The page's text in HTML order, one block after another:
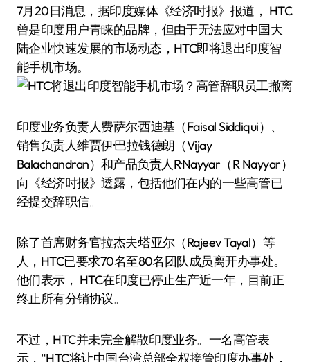
7月20日消息，据印度媒体《经济时报》报道， HTC
曾是印度用户青睐的品牌，但由于无法应对中国大
陆企业快速发展的市场动态，HTC即将退出印度智
能手机市场。
印度业务负责人费萨尔·西迪基（Faisal Siddiqui）、
销售负责人维贾伊·巴拉钱德朗（Vijay
Balachandran）和产品负责人R·Nayyar（R Nayyar）
向《经济时报》透露，包括他们在内的一些高管已
经提交辞职信。
除了首席财务官拉杰夫·塔亚尔（Rajeev Tayal）等
人，HTC已要求70名至80名团队成员离开办事处。
他们表示， HTC在印度已停止生产近一年，目前正
终止所有分销协议。
不过，HTC并未完全解散印度业务。一名高管表
示，“HTC将让中国台湾总部全权接管印度办事处，